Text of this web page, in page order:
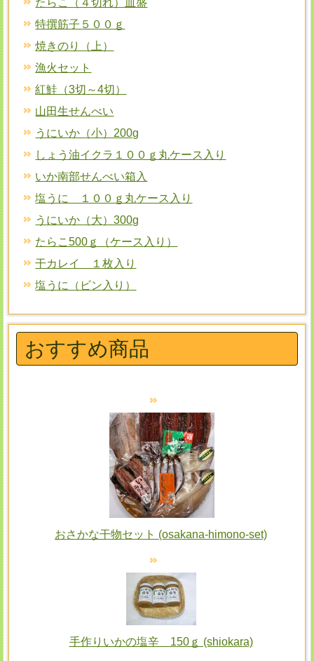
たらこ（４切れ）皿盛
特撰筋子５００ｇ
焼きのり（上）
漁火セット
紅鮭（3切～4切）
山田生せんべい
うにいか（小）200g
しょう油イクラ１００ｇ丸ケース入り
いか南部せんべい箱入
塩うに １００ｇ丸ケース入り
うにいか（大）300g
たらこ500ｇ（ケース入り）
干カレイ １枚入り
塩うに（ビン入り）
おすすめ商品
おさかな干物セット (osakana-himono-set)
手作りいかの塩辛 150ｇ (shiokara)